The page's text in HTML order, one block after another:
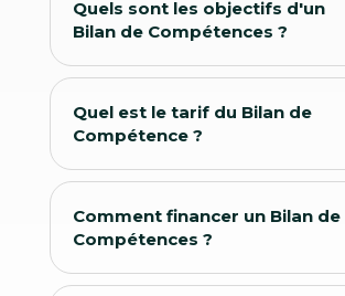
Quels sont les objectifs d'un
Bilan de Compétences ?
Quel est le tarif du Bilan de
Compétence ?
Comment financer un Bilan de
Compétences ?